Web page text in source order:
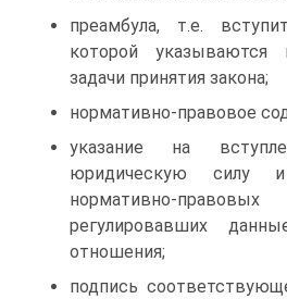
преамбула, т.е.
которой
задачи принятия закона;
нормативно-правовое
указание на
юридическую силу
нормативно-
регулировавших
отношения;
подпись